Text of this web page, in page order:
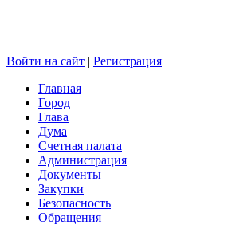
Войти на сайт | Регистрация
Главная
Город
Глава
Дума
Счетная палата
Администрация
Документы
Закупки
Безопасность
Обращения